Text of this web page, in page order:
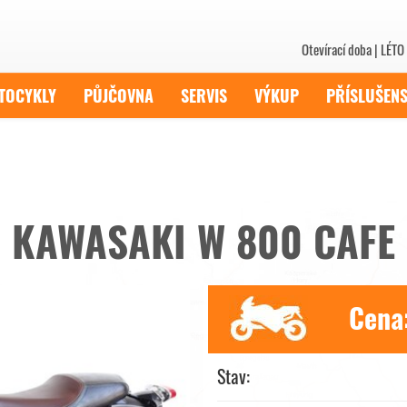
Otevírací doba |
PŮJČOVNA SERVIS VÝKUP
KAWASAKI W 800 CAFE
Stav: